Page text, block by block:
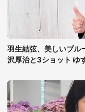
羽生結弦、美しいブル
沢厚治と3ショット ゆ